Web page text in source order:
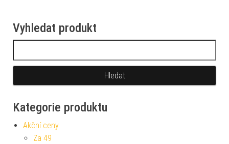
Vyhledat produkt
Kategorie produktu
Akční ceny
Za 49